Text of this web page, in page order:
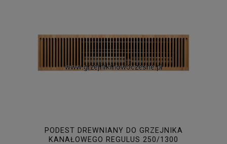
PODEST DREWNIANY DO GRZEJNIKA
KANAŁOWEGO REGULUS 250/1300